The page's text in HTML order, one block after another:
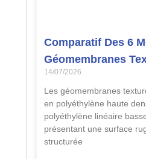
Comparatif Des 6
Géomembranes
14/07/2026
Les géomembranes
en polyéthylène haute
polyéthylène linéaire
présentant une surface
structurée